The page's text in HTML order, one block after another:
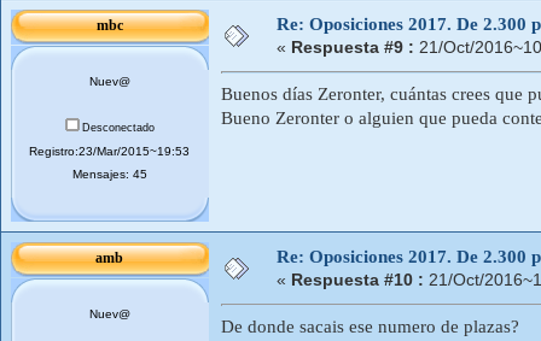
mbc
Nuev@
Desconectado
Registro:23/Mar/2015~19:53
Mensajes: 45
Re: Oposiciones 2017. De 2.300
« Respuesta #9 : 21/Oct/
Buenos días Zeronter, cuántas crees que
Bueno Zeronter o alguien que pueda
amb
Nuev@
Re: Oposiciones 2017. De 2.300
« Respuesta #10 : 21/Oct/
De donde sacais ese numero de plazas?